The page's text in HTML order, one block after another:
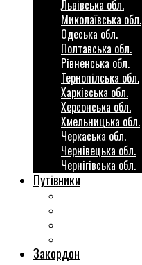
Львівська обл.
Миколаївська обл.
Одеська обл.
Полтавська обл.
Рівненська обл.
Тернопілська обл.
Харківська обл.
Херсонська обл.
Хмельницька обл.
Черкаська обл.
Чернівецька обл.
Чернігівська обл.
Путівники
Закордон